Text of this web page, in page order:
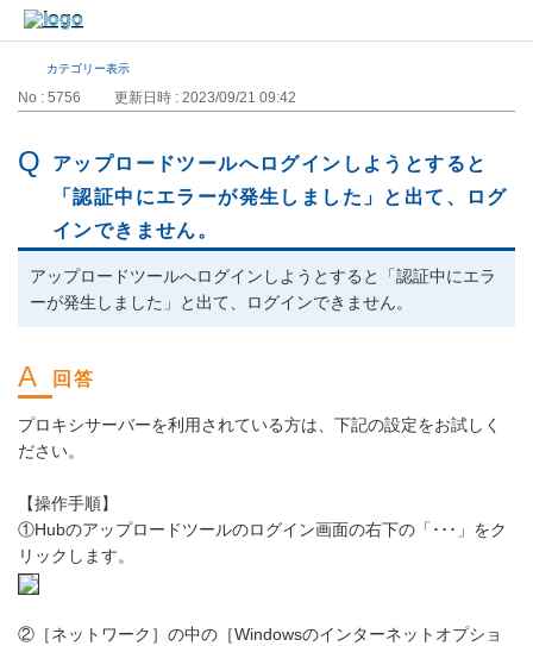
カテゴリー表示
No : 5756 更新日時 : 2023/09/21 09:42
アップロードツールへログインしようとすると
「認証中にエラーが発生しました」と出て、ログ
インできません。
アップロードツールへログインしようとすると「認証中にエラ
ーが発生しました」と出て、ログインできません。
プロキシサーバーを利用されている方は、下記の設定をお試しく
ださい。
【操作手順】
①Hubのアップロードツールのログイン画面の右下の「･･･」をク
リックします。
②［ネットワーク］の中の［Windowsのインターネットオプショ